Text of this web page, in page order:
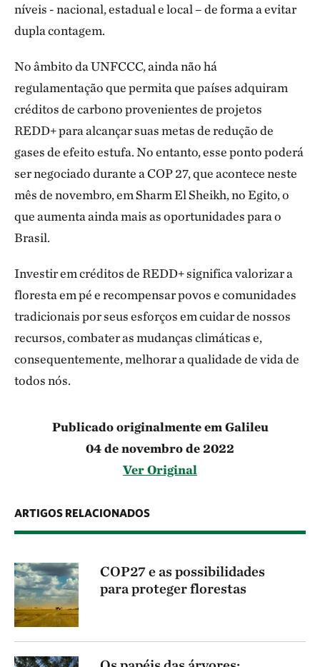
níveis - nacional, estadual e local – de forma a evitar
dupla contagem.
No âmbito da UNFCCC, ainda não há
regulamentação que permita que países adquiram
créditos de carbono provenientes de projetos
REDD+ para alcançar suas metas de redução de
gases de efeito estufa. No entanto, esse ponto poderá
ser negociado durante a COP 27, que acontece neste
mês de novembro, em Sharm El Sheikh, no Egito, o
que aumenta ainda mais as oportunidades para o
Brasil.
Investir em créditos de REDD+ significa valorizar a
floresta em pé e recompensar povos e comunidades
tradicionais por seus esforços em cuidar de nossos
recursos, combater as mudanças climáticas e,
consequentemente, melhorar a qualidade de vida de
todos nós.
Publicado originalmente em Galileu
04 de novembro de 2022
Ver Original
ARTIGOS RELACIONADOS
COP27 e as possibilidades
para proteger florestas